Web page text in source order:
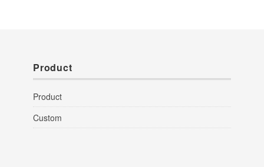
Product
Product
Custom